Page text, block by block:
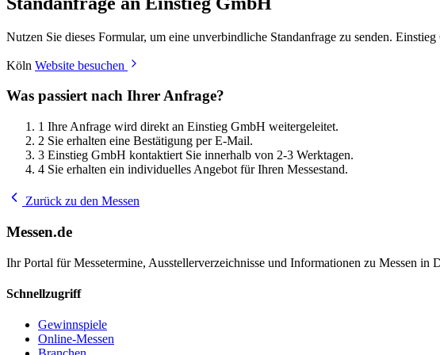
Nutzen Sie dieses Formular, um eine unverbindliche Standanfrage zu senden.
Köln Website besuchen
Was passiert nach Ihrer Anfrage?
1 Ihre Anfrage wird direkt an Einstieg GmbH weitergeleitet.
2 Sie erhalten eine Bestätigung per E-Mail.
3 Einstieg GmbH kontaktiert Sie innerhalb von 2-3 Werktagen.
4 Sie erhalten ein individuelles Angebot für Ihren Messestand.
Zurück zu den Messen
Messen.de
Ihr Portal für Messetermine, Ausstellerverzeichnisse und Informationen zu Messen in
Schnellzugriff
Gewinnspiele
Online-Messen